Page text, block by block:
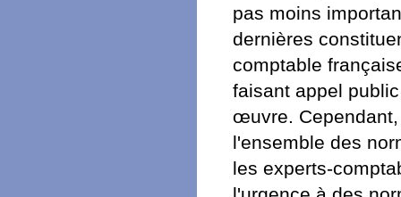
pas moins
dernières
comptable
faisant appel
œuvre.
l'ensemble des
les experts-